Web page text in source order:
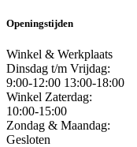
Openingstijden
Winkel & Werkplaats
Dinsdag t/m Vrijdag:
9:00-12:00 13:00-18:00
Winkel Zaterdag:
10:00-15:00
Zondag & Maandag:
Gesloten